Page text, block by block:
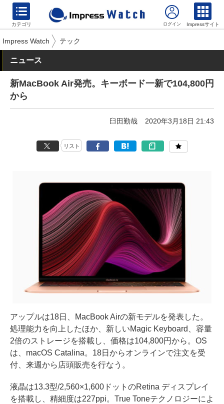
カテゴリ Impressサイト
Impress Watch テック
ニュース
新MacBook Air発売。キーボード一新で104,800円
から
臼田勤哉 2020年3月18日 21:43
リスト
アップルは18日、MacBook Airの新モデルを発表した。
処理能力を向上したほか、新しいMagic Keyboard、容量
2倍のストレージを搭載し、価格は104,800円から。OS
は、macOS Catalina。18日からオンラインで注文を受
付、来週から店頭販売を行なう。
液晶は13.3型/2,560×1,600ドットのRetina ディスプレイ
を搭載し、精細度は227ppi。True Toneテクノロジーによ